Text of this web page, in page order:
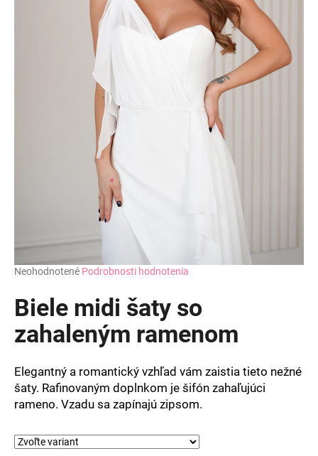
Priemerné
produktu
je
z
hviezdičiek.
Neohodnotené Podrobnosti hodnotenia
Biele midi šaty so
zahaleným ramenom
Elegantný a romantický vzhľad vám zaistia tieto nežné
šaty. Rafinovaným doplnkom je šifón zahaľujúci
rameno. Vzadu sa zapínajú zipsom.